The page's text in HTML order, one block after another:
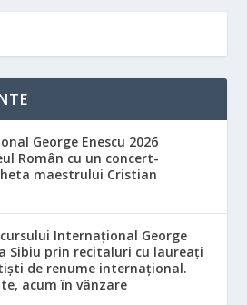
George Enescu 2026
Român cu un concert-
maestrului Cristian
Internațional George
Sibiu prin recitaluri cu laureați
de renume internațional.
acum în vânzare